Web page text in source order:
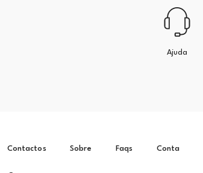
Ajuda
Contactos Sobre Faqs Conta